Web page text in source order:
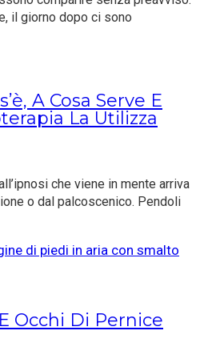
il giorno dopo ci sono
A Cosa Serve E
La Utilizza
che viene in mente arriva
o dal palcoscenico. Pendoli
Occhi Di Pernice